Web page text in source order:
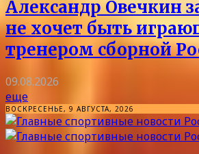
Александр Овечкин
не хочет быть
тренером сборной
09.08.2026
еще
ВОСКРЕСЕНЬЕ, 9 АВГУСТА, 2026